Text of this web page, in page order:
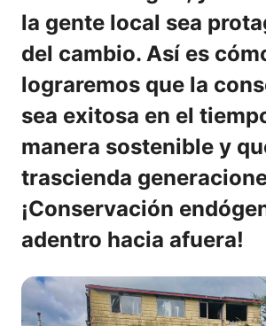
la gente local sea
del cambio. Así es
lograremos que la
sea exitosa en el
manera sostenible y
trascienda
¡Conservación
adentro hacia afuera!